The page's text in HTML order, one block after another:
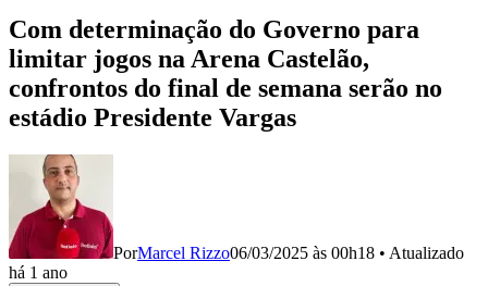
Com determinação do Governo para
limitar jogos na Arena Castelão,
confrontos do final de semana serão no
estádio Presidente Vargas
PorMarcel Rizzo06/03/2025 às 00h18 • Atualizado
há 1 ano